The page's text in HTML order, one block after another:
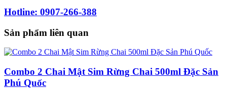
Hotline: 0907-266-388
Sản phẩm liên quan
Combo 2 Chai Mật Sim Rừng Chai 500ml Đặc Sản
Phú Quốc